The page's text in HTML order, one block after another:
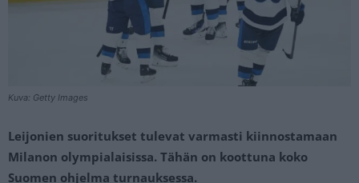
Kuva: Getty Images
Leijonien suoritukset tulevat varmasti kiinnostamaan
Milanon olympialaisissa. Tähän on koottuna koko
Suomen ohjelma turnauksessa.